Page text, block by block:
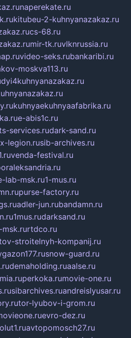
naperekate.ru
kitubeu-2-kuhnyanazakaz.ru
cs-68.ru
mir-tk.ruvlknrussia.ru
video-seks.rubankaribi.ru
moskva113.ru
kuhnyaekuhnyaafabrika.ru
e-abis1c.ru
services.rudark-sand.ru
x-legion.rusib-archives.ru
venda-festival.ru
lab-msk.ru1-mus.ru
purse-factory.ru
adler-jun.rubandamn.ru
1mus.rudarksand.ru
rtdco.ru
stroitelnyh-kompanij.ru
snow-guard.ru
demaholding.ruaalse.ru
perkoka.rumovie-one.ru
sibarchives.ruandreislyusar.ru
tor-lyubov-i-grom.ru
evro-dez.ru
avtopomosch27.ru